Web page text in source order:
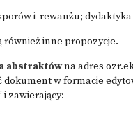
i rewanżu; dydaktyka
inne propozycje.
abstraktówna adres
dokument w formacie
i zawierający: